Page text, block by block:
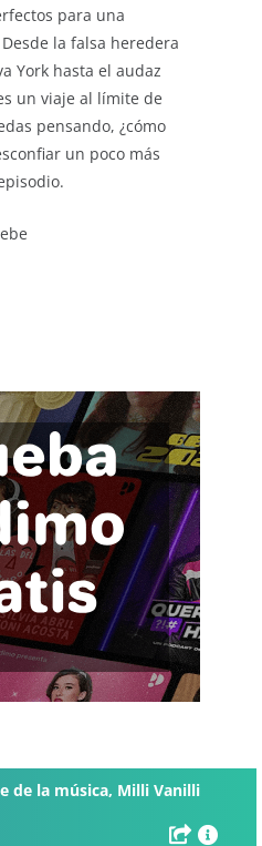
para una
la falsa heredera
York hasta el audaz
un viaje al límite de
pensando, ¿cómo
un poco más
de la música, Milli Vanilli